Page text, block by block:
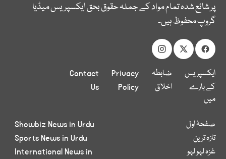
پر شائع شدہ تمام مواد کے جملہ حقوق بحق ایکسپریس میڈیا
گروپ محفوظ ہیں۔
ایکسپریس
کے بارے
میں
ضابطہ
اخلاق
Privacy
Policy
Contact
Us
صفحۂ اول
تازہ ترین
غزہ لہو لہو
Showbiz News in Urdu
Sports News in Urdu
International News in